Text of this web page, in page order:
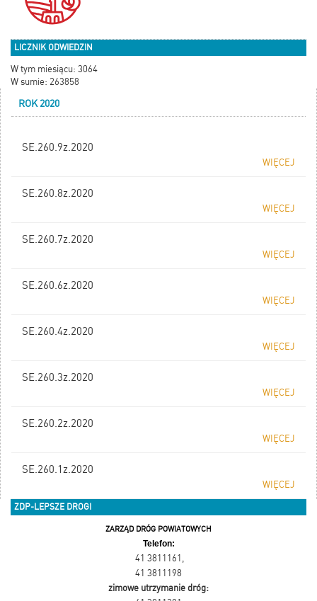
LICZNIK ODWIEDZIN
W tym miesiącu: 3064
W sumie: 263858
ROK 2020
SE.260.9z.2020
WIĘCEJ
SE.260.8z.2020
WIĘCEJ
SE.260.7z.2020
WIĘCEJ
SE.260.6z.2020
WIĘCEJ
SE.260.4z.2020
WIĘCEJ
SE.260.3z.2020
WIĘCEJ
SE.260.2z.2020
WIĘCEJ
SE.260.1z.2020
WIĘCEJ
ZDP-LEPSZE DROGI
ZARZĄD DRÓG POWIATOWYCH
Telefon:
41 3811161 ,
41 3811198
zimowe utrzymanie dróg: